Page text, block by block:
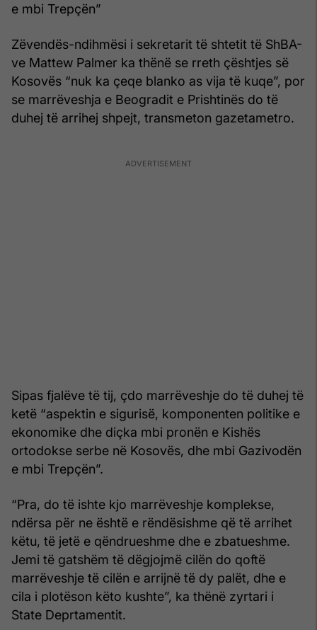
e mbi Trepçën”
Zëvendës-ndihmësi i sekretarit të shtetit të ShBA-
ve Mattew Palmer ka thënë se rreth çështjes së
Kosovës “nuk ka çeqe blanko as vija të kuqe”, por
se marrëveshja e Beogradit e Prishtinës do të
duhej të arrihej shpejt, transmeton gazetametro.
Sipas fjalëve të tij, çdo marrëveshje do të duhej të
ketë “aspektin e sigurisë, komponenten politike e
ekonomike dhe diçka mbi pronën e Kishës
ortodokse serbe në Kosovës, dhe mbi Gazivodën
e mbi Trepçën”.
“Pra, do të ishte kjo marrëveshje komplekse,
ndërsa për ne është e rëndësishme që të arrihet
këtu, të jetë e qëndrueshme dhe e zbatueshme.
Jemi të gatshëm të dëgjojmë cilën do qoftë
marrëveshje të cilën e arrijnë të dy palët, dhe e
cila i plotëson këto kushte”, ka thënë zyrtari i
State Deprtamentit.